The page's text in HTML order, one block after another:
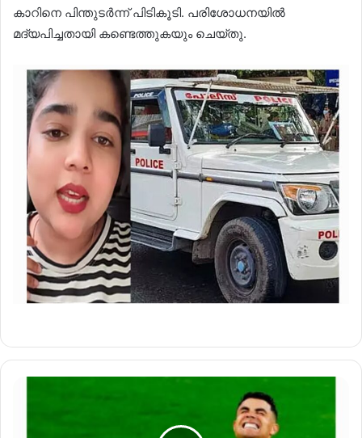
കാറിനെ പിന്തുടർന്ന് പിടികൂടി. പരിശോധനയിൽ
മദ്യപിച്ചതായി കണ്ടെത്തുകയും ചെയ്തു.